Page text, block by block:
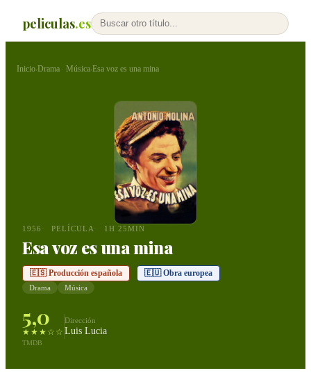
peliculas.es
Inicio›Drama · Música›Esa voz es una mina
1956 PELÍCULA 1H 25MIN
Esa voz es una mina
🇪🇸 Producción española 🇪🇺 Obra europea
Drama Música
5,0
★★★☆☆
TMDB
Dirección
Luis Lucia